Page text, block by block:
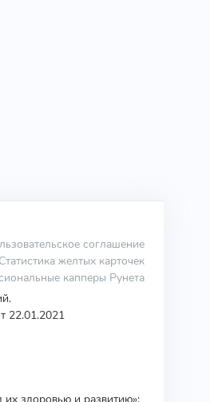
соглашение
Статистика желтых карточек
капперы Рунета
22.01.2021
здоровью и развитию»: